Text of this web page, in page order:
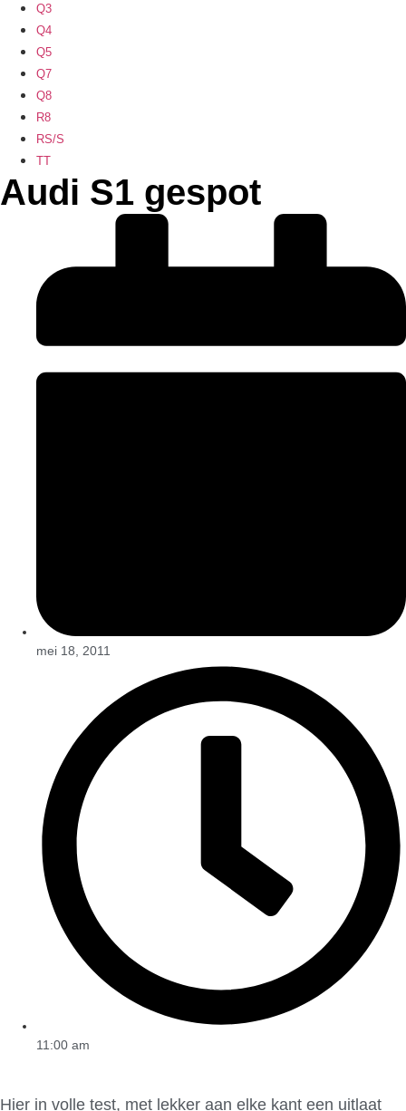
Q3
Q4
Q5
Q7
Q8
R8
RS/S
TT
Audi S1 gespot
mei 18, 2011
11:00 am
Hier in volle test, met lekker aan elke kant een uitlaat